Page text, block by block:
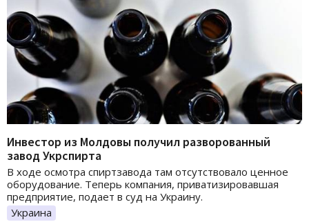
Инвестор из Молдовы получил разворованный
завод Укрспирта
В ходе осмотра спиртзавода там отсутствовало ценное
оборудование. Теперь компания, приватизировавшая
предприятие, подает в суд на Украину.
Украина